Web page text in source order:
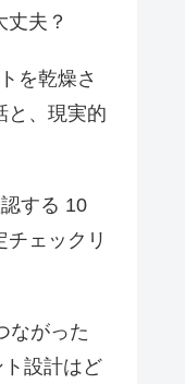
夫？
を乾燥さ
と、現実的
する 10
ェックリ
ながった
設計はど